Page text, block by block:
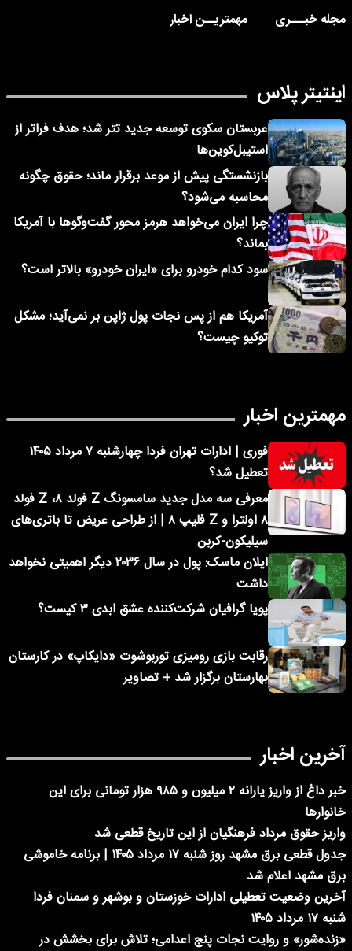
مجله خبـــری
مهمتریــن اخبار
اینتیتر پلاس
عربستان سکوی توسعه جدید تتر شد؛ هدف فراتر از
استیبل‌کوین‌ها
بازنشستگی پیش از موعد برقرار ماند؛ حقوق چگونه
محاسبه می‌شود؟
چرا ایران می‌خواهد هرمز محور گفت‌وگوها با آمریکا
بماند؟
سود کدام خودرو برای «ایران خودرو» بالاتر است؟
آمریکا هم از پس نجات پول ژاپن بر نمی‌آید؛ مشکل
توکیو چیست؟
مهمترین اخبار
فوری | ادارات تهران فردا چهارشنبه ۷ مرداد ۱۴۰۵
تعطیل شد؟
معرفی سه مدل جدید سامسونگ Z فولد ۸، Z فولد
۸ اولترا و Z فلیپ ۸ | از طراحی عریض تا باتری‌های
سیلیکون-کربن
ایلان ماسک: پول در سال ۲۰۳۶ دیگر اهمیتی نخواهد
داشت
پویا گرافیان شرکت‌کننده عشق ابدی ۳ کیست؟
رقابت بازی رومیزی توربوشوت «دایکاپ» در کارستان
بهارستان برگزار شد + تصاویر
آخرین اخبار
خبر داغ از واریز یارانه ۲ میلیون و ۹۸۵ هزار تومانی برای این
خانوارها
واریز حقوق مرداد فرهنگیان از این تاریخ قطعی شد
جدول قطعی برق مشهد روز شنبه ۱۷ مرداد ۱۴۰۵ | برنامه خاموشی
برق مشهد اعلام شد
آخرین وضعیت تعطیلی ادارات خوزستان و بوشهر و سمنان فردا
شنبه ۱۷ مرداد ۱۴۰۵
«زنده‌شور» و روایت نجات پنج اعدامی؛ تلاش برای بخشش در